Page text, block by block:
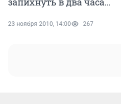
23 ноября 2010, 14:00 267